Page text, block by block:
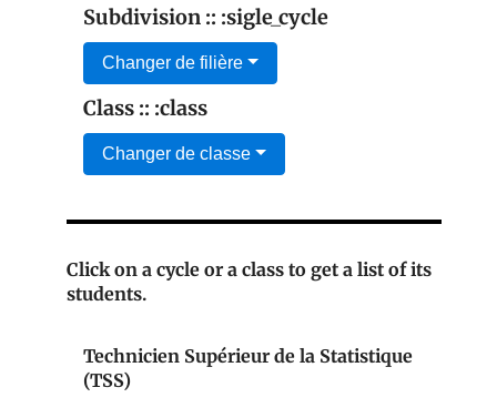
Subdivision :: :sigle_cycle
Changer de filière
Class :: :class
Changer de classe
Click on a cycle or a class to get a list of its
students.
Technicien Supérieur de la Statistique
(TSS)